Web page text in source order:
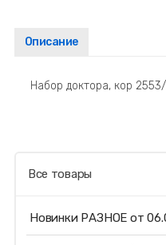
Описание
Набор доктора, кор
Все товары
Новинки РАЗНОЕ от